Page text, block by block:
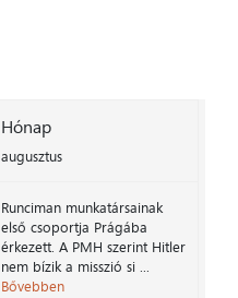
Hónap
augusztus
Runciman munkatársainak
első csoportja Prágába
érkezett. A PMH szerint Hitler
nem bízik a misszió si ...
Bővebben